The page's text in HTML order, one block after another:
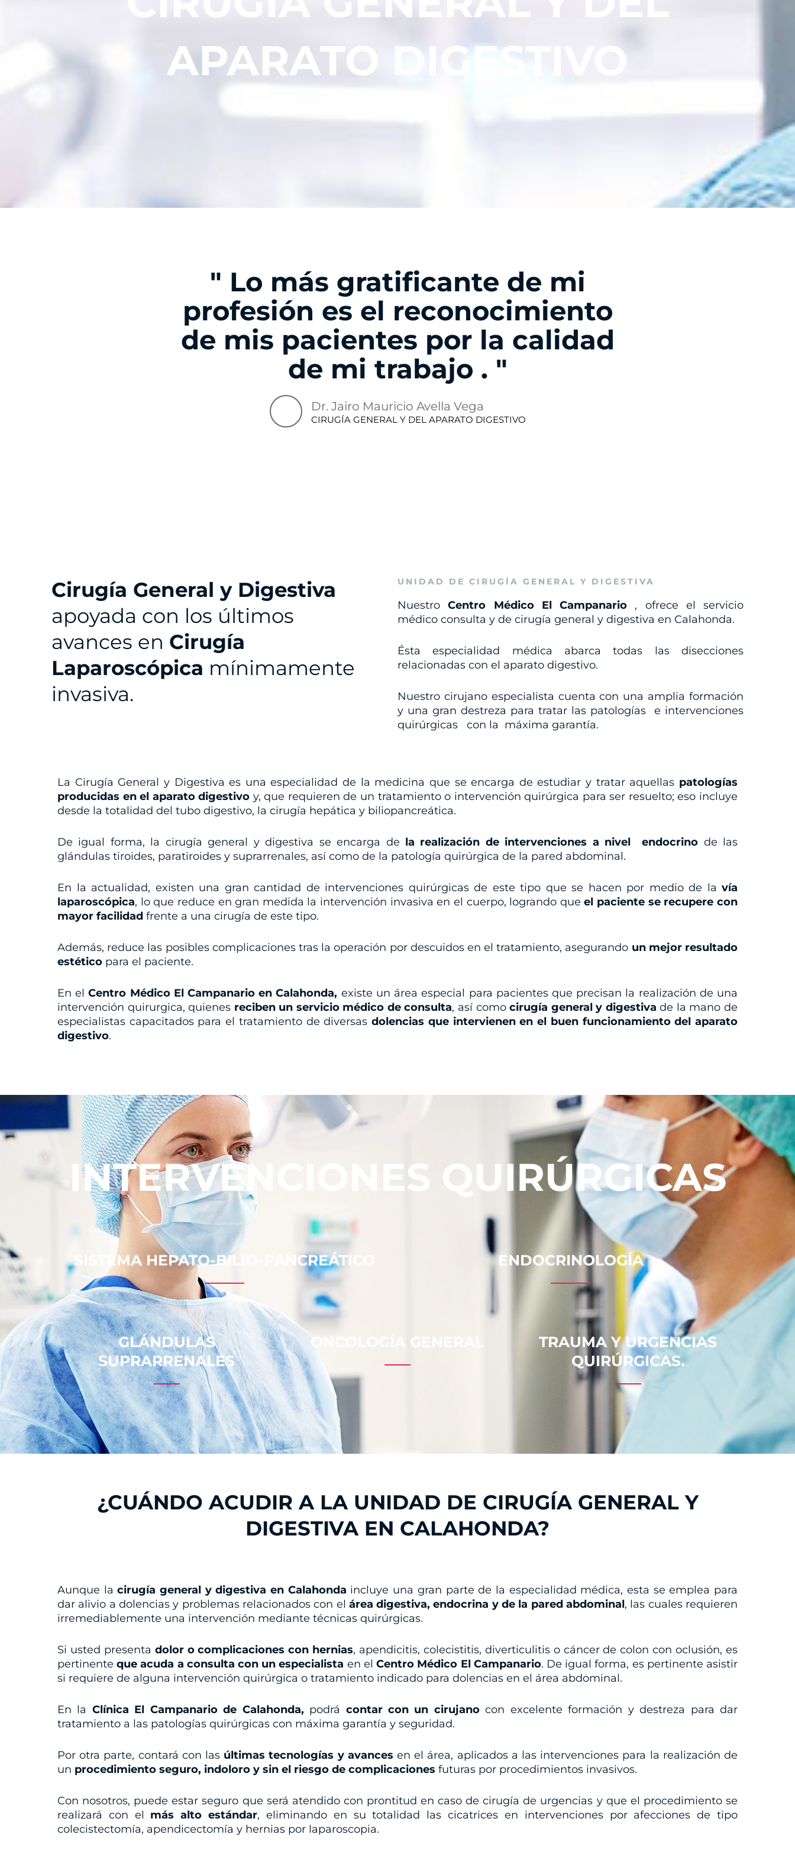
APARATO DIGESTIVO
" Lo más gratificante de mi
profesión es el reconocimiento
de mis pacientes por la calidad
de mi trabajo . "
Dr. Jairo Mauricio Avella Vega
CIRUGÍA GENERAL Y DEL APARATO DIGESTIVO
Cirugía General y Digestiva
apoyada con los últimos
avances en Cirugía
Laparoscópica mínimamente
invasiva.
UNIDAD DE CIRUGÍA GENERAL Y DIGESTIVA
Nuestro Centro Médico El Campanario , ofrece el servicio
médico consulta y de cirugía general y digestiva en Calahonda.
Ésta especialidad médica abarca todas las disecciones
relacionadas con el aparato digestivo.
Nuestro cirujano especialista cuenta con una amplia formación
y una gran destreza para tratar las patologías e intervenciones
quirúrgicas con la máxima garantía.
La Cirugía General y Digestiva es una especialidad de la medicina que se encarga de estudiar y tratar aquellas patologías
producidas en el aparato digestivo y, que requieren de un tratamiento o intervención quirúrgica para ser resuelto; eso incluye
desde la totalidad del tubo digestivo, la cirugía hepática y biliopancreática.
De igual forma, la cirugía general y digestiva se encarga de la realización de intervenciones a nivel endocrino de las
glándulas tiroides, paratiroides y suprarrenales, así como de la patología quirúrgica de la pared abdominal.
En la actualidad, existen una gran cantidad de intervenciones quirúrgicas de este tipo que se hacen por medio de la vía
laparoscópica, lo que reduce en gran medida la intervención invasiva en el cuerpo, logrando queel paciente se recupere con
mayor facilidad frente a una cirugía de este tipo.
Además, reduce las posibles complicaciones tras la operación por descuidos en el tratamiento, asegurando un mejor resultado
estético para el paciente.
En elCentro Médico El Campanario en Calahonda, existe un área especial para pacientes que precisan la realización de una
intervención quirurgica, quienes reciben un servicio médico de consulta, así comocirugía general y digestiva de la mano de
especialistas capacitados para el tratamiento de diversasdolencias que intervienen en el buen funcionamiento del aparato
digestivo.
INTERVENCIONES QUIRÚRGICAS
SISTEMA HEPATO-BILIO-PANCREÁTICO ENDOCRINOLOGÍA
GLÁNDULAS
SUPRARRENALES
ONCOLOGÍA GENERAL
TRAUMA Y URGENCIAS
QUIRÚRGICAS.
¿CUÁNDO ACUDIR A LA UNIDAD DE CIRUGÍA GENERAL Y
DIGESTIVA EN CALAHONDA?
Aunque lacirugía general y digestiva en Calahonda incluye una gran parte de la especialidad médica, esta se emplea para
dar alivio a dolencias y problemas relacionados con el área digestiva, endocrina y de la pared abdominal, las cuales requieren
irremediablemente una intervención mediante técnicas quirúrgicas.
Si usted presenta dolor o complicaciones con hernias, apendicitis, colecistitis, diverticulitis o cáncer de colon con oclusión, es
pertinenteque acuda a consulta con un especialista en elCentro Médico El Campanario. De igual forma, es pertinente asistir
si requiere de alguna intervención quirúrgica o tratamiento indicado para dolencias en el área abdominal.
En la Clínica El Campanario de Calahonda, podrá contar con un cirujanocon excelente formación y destreza para dar
tratamiento a las patologías quirúrgicas con máxima garantía y seguridad.
Por otra parte, contará con las últimas tecnologías y avances en el área, aplicados a las intervenciones para la realización de
un procedimiento seguro, indoloro y sin el riesgo de complicaciones futuras por procedimientos invasivos.
Con nosotros, puede estar seguro que será atendido con prontitud en caso de cirugía de urgencias y que el procedimiento se
realizará con el más alto estándar, eliminando en su totalidad las cicatrices en intervenciones por afecciones de tipo
colecistectomía, apendicectomía y hernias por laparoscopia.